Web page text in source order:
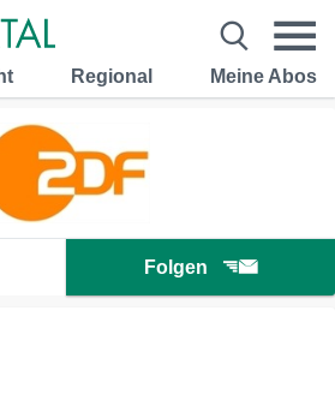
Regional Meine Abos
Folgen